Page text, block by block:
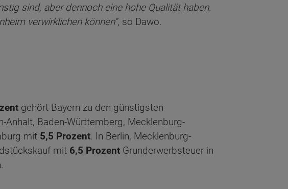
sind, aber dennoch eine hohe Qualität haben.
verwirklichen können“, so Dawo.
gehört Bayern zu den günstigsten
Anhalt, Baden-Württemberg, Mecklenburg-
mit 5,5 Prozent. In Berlin, Mecklenburg-
mit 6,5 Prozent Grunderwerbsteuer in